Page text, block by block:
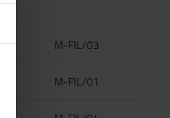
M-FIL/03
M-FIL/01